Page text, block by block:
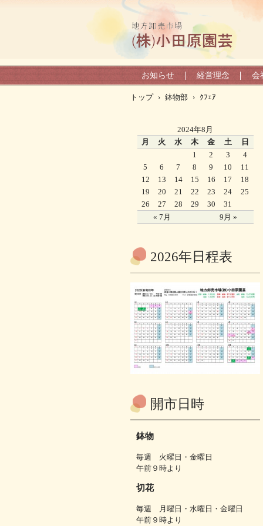
お知らせ 経営理念 会
トップ › 鉢物部 › ｸﾌｪｱ
2024年8月
月
火 水 木 金 土 日
« 7月 9月 »
1 2 3
4
5
6 7 8 9 10
11
12
13 14 15 16 17
18
19
20 21 22 23 24
25
26
27 28 29 30 31
2026年日程表
開市日時
鉢物
毎週 火曜日・金曜日
午前９時より
切花
毎週 月曜日・水曜日・金曜日
午前９時より